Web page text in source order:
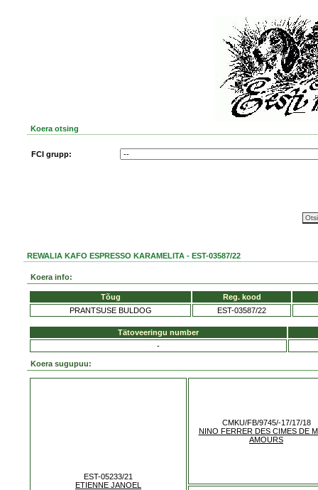
Koera otsing
FCI grupp:
REWALIA KAFO ESPRESSO KARAMELITA - EST-03587/22
Koera info:
Tõug
Reg. kood
PRANTSUSE BULDOG
EST-03587/22
Tätoveeringu number
-
Koera sugupuu:
EST-05233/21
ETIENNE JANOEL
CMKU/FB/9745/-17/17/18
NINO FERRER DES CIMES DE
AMOURS